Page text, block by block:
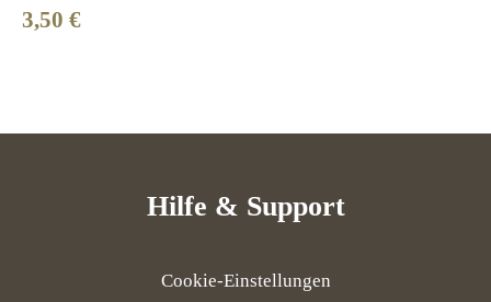
Regulärer Preis:
3,50 €
Hilfe & Support
Cookie-Einstellungen